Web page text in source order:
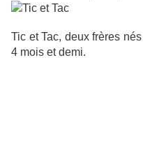
Tic et Tac, deux frères
4 mois et demi.